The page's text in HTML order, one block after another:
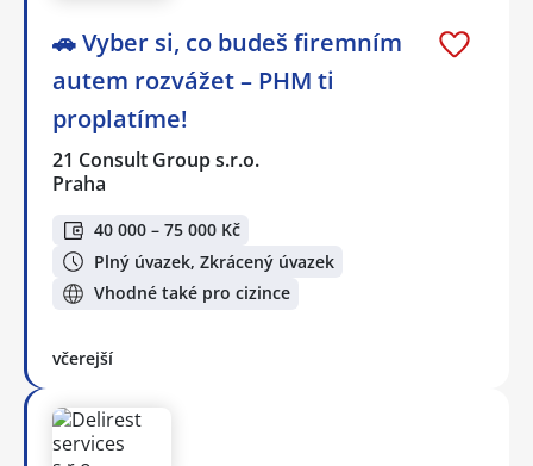
🚗 Vyber si, co budeš firemním
autem rozvážet – PHM ti
proplatíme!
21 Consult Group s.r.o.
Praha
40 000 – 75 000 Kč
Plný úvazek, Zkrácený úvazek
Vhodné také pro cizince
včerejší